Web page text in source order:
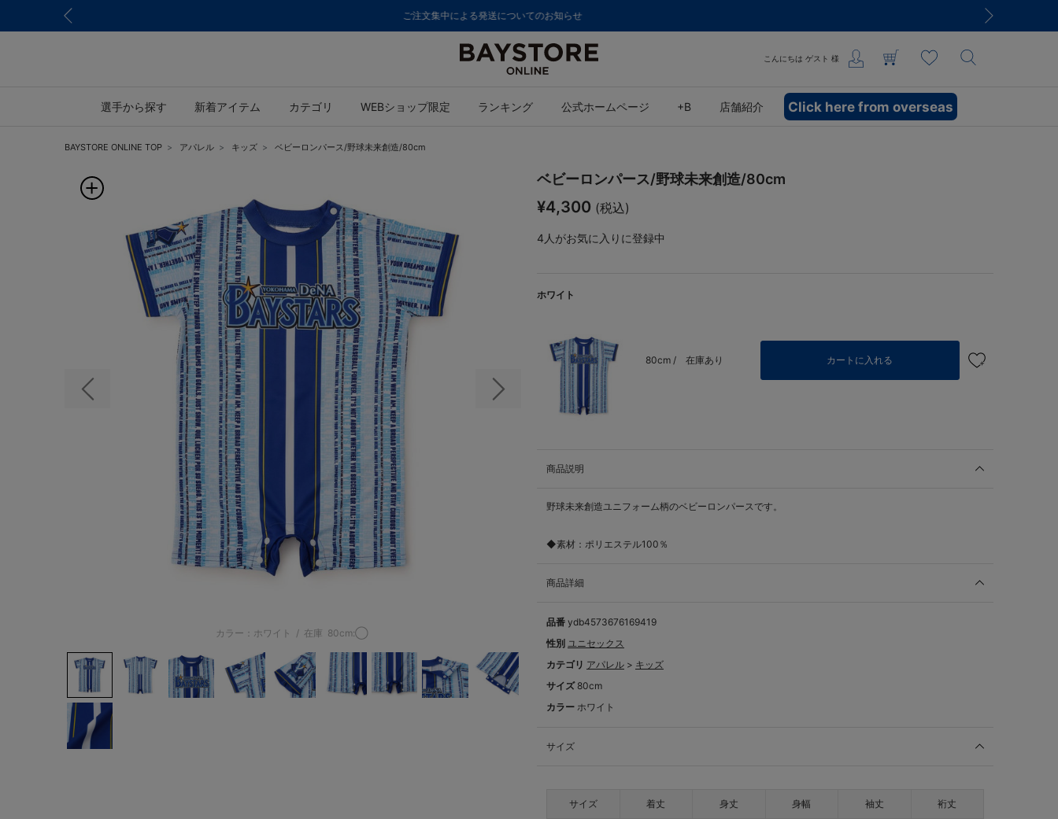
8,000円(税込)以上のご購入で送料無料
こんにちは ゲスト 様
選手から探す 新着アイテム カテゴリ WEBショップ限定 ランキング 公式ホームページ +B 店舗紹介 Click here from overseas
BAYSTORE ONLINE TOP アパレル キッズ ベビーロンパース/野球未来創造/80cm
前の画像 次の画像
カラー：ホワイト / 在庫 80cm:◯
ベビーロンパース/野球未来創造/80cm
¥4,300 (税込)
4 人がお気に入りに登録中
ホワイト
80cm / 在庫あり カートに入れる
商品説明
野球未来創造ユニフォーム柄のベビーロンパースです。
◆素材：ポリエステル100％
商品詳細
品番 ydb4573676169419
性別 ユニセックス
カテゴリ アパレル > キッズ
サイズ 80cm
カラー ホワイト
サイズ
サイズ 着丈 身丈 身幅 袖丈 裄丈